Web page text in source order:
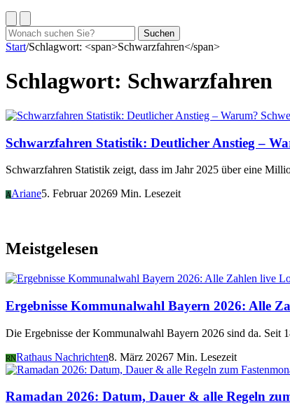
Suchen
nach:
Suchen
Start/Schlagwort: <span>Schwarzfahren</span>
Schlagwort: Schwarzfahren
Schwarzfahren Statistik: Deutlicher Anstieg –
Schwarzfahren Statistik zeigt, dass im Jahr 2025 über eine
AAriane5. Februar 20269 Min. Lesezeit
Meistgelesen
Ergebnisse Kommunalwahl Bayern 2026: Alle
Die Ergebnisse der Kommunalwahl Bayern 2026 sind da.
RNRathaus Nachrichten8. März 20267 Min. Lesezeit
Ramadan 2026: Datum, Dauer & alle Regeln